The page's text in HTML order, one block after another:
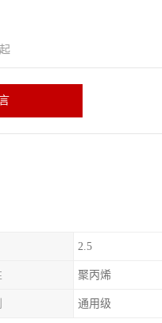
2.5
聚丙烯
通用级